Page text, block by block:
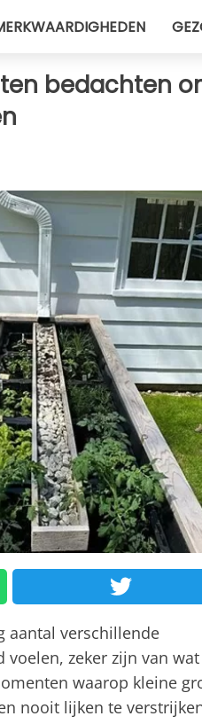
bedachten
aantal verschillende
zeker zijn van
waarop kleine
nooit lijken te